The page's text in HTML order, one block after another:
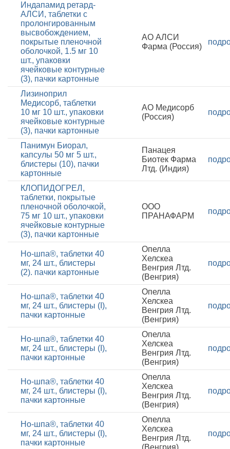
Индапамид ретард-
АЛСИ, таблетки с
пролонгированным
высвобождением,
покрытые пленочной
оболочкой, 1.5 мг 10
шт., упаковки
ячейковые контурные
(3), пачки картонные
АО АЛСИ
Фарма (Россия)
Лизиноприл
Медисорб, таблетки
10 мг 10 шт., упаковки
ячейковые контурные
(3), пачки картонные
АО Медисорб
(Россия)
Панимун Биорал,
капсулы 50 мг 5 шт.,
блистеры (10), пачки
картонные
Панацея
Биотек Фарма
Лтд. (Индия)
КЛОПИДОГРЕЛ,
таблетки, покрытые
пленочной оболочкой,
75 мг 10 шт., упаковки
ячейковые контурные
(3), пачки картонные
ООО
ПРАНАФАРМ
Но-шпа®, таблетки 40
мг, 24 шт., блистеры
(2). пачки картонные
Опелла
Хелскеа
Венгрия Лтд.
(Венгрия)
Но-шпа®, таблетки 40
мг, 24 шт., блистеры (I),
пачки картонные
Опелла
Хелскеа
Венгрия Лтд.
(Венгрия)
Но-шпа®, таблетки 40
мг, 24 шт., блистеры (I),
пачки картонные
Опелла
Хелскеа
Венгрия Лтд.
(Венгрия)
Но-шпа®, таблетки 40
мг, 24 шт., блистеры (I),
пачки картонные
Опелла
Хелскеа
Венгрия Лтд.
(Венгрия)
Но-шпа®, таблетки 40
мг, 24 шт., блистеры (I),
пачки картонные
Опелла
Хелскеа
Венгрия Лтд.
(Венгрия)